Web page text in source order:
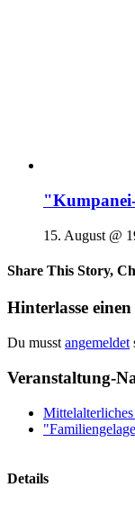
15. August @
Share This Story,
Hinterlasse
Du musst angemeldet
Veranstaltung-
Details